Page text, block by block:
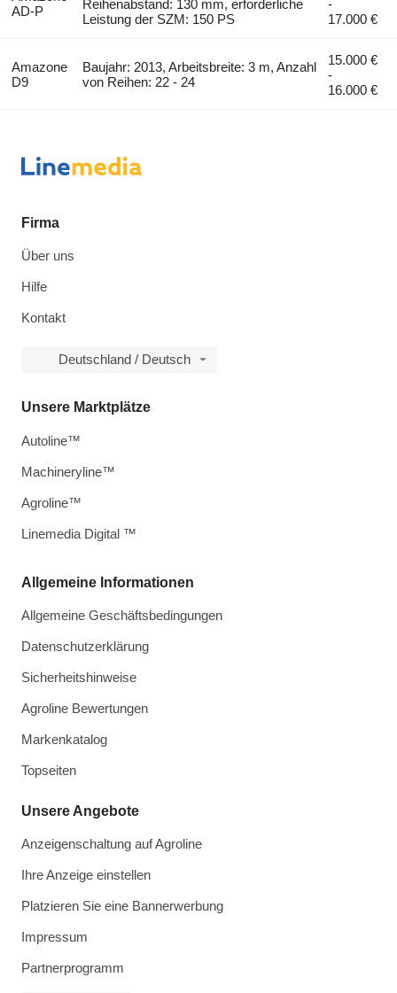
AD-P
Reihenabstand: 130 mm, erforderliche
Leistung der SZM: 150 PS
-
17.000 €
Amazone
D9
Baujahr: 2013, Arbeitsbreite: 3 m, Anzahl
von Reihen: 22 - 24
15.000 €
-
16.000 €
Firma
Über uns
Hilfe
Kontakt
Deutschland / Deutsch
Allgemeine Informationen
Allgemeine Geschäftsbedingungen
Datenschutzerklärung
Sicherheitshinweise
Agroline Bewertungen
Markenkatalog
Topseiten
Unsere Angebote
Anzeigenschaltung auf Agroline
Ihre Anzeige einstellen
Platzieren Sie eine Bannerwerbung
Impressum
Partnerprogramm
Unsere Marktplätze
Autoline™
Machineryline™
Agroline™
Linemedia Digital ™